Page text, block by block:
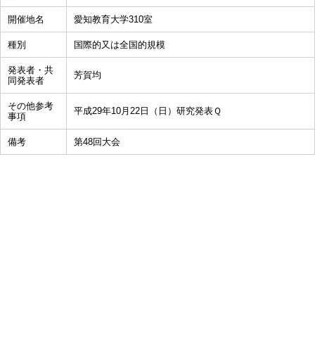
開催地名 愛知教育大学310室
種別 国際的又は全国的規模
発表者・共
同発表者
芳賀均
その他参考
事項
平成29年10月22日（日）研究発表Ｑ
備考 第48回大会